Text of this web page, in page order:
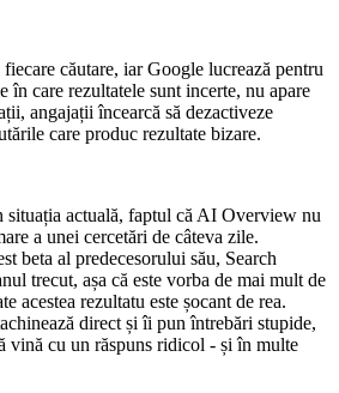
căutare, iar Google lucrează pentru
în care rezultatele sunt incerte, nu apare
angajații încearcă să dezactiveze
care produc rezultate bizare.
situația actuală, faptul că AI Overview nu
a unei cercetări de câteva zile.
beta al predecesorului său, Search
trecut, așa că este vorba de mai mult de
acestea rezultatu este șocant de rea.
direct și îi pun întrebări stupide,
vină cu un răspuns ridicol - și în multe